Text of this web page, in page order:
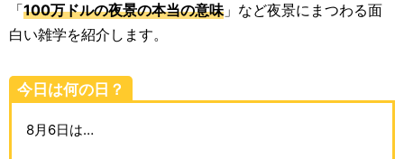
「100万ドルの夜景の本当の意味」など夜景にまつわる面
白い雑学を紹介します。
今日は何の日？
8月6日は…
スポーツ雑学
動物雑学
歴史雑学